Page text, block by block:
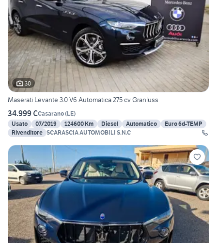
30
Maserati Levante 3.0 V6 Automatica 275 cv Granluss
34.999 €Casarano(LE)
Usato
07/2019 124600 Km Diesel Automatico
Euro 6d-TEMP
Rivenditore SCARASCIA AUTOMOBILI S.N.C